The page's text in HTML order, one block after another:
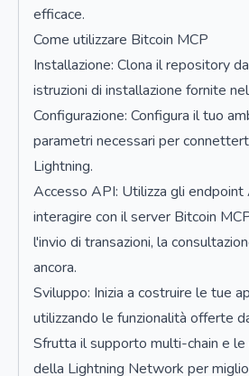
efficace.
Come utilizzare Bitcoin MCP
Installazione: Clona il repository
istruzioni di installazione fornite
Configurazione: Configura il tuo
parametri necessari per
Lightning.
Accesso API: Utilizza gli
interagire con il server Bitcoin
l'invio di transazioni, la
ancora.
Sviluppo: Inizia a costruire le tue
utilizzando le funzionalità offerte
Sfrutta il supporto multi-chain e
della Lightning Network per